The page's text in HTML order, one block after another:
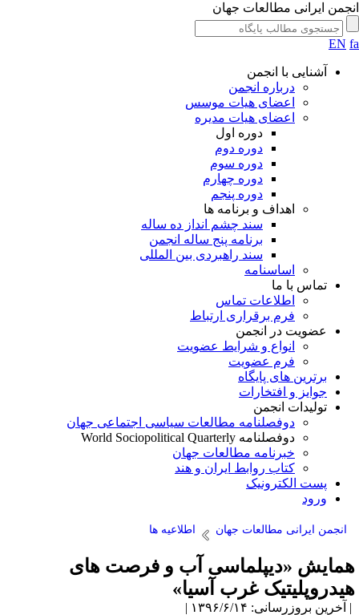
ایرانی مطالعات جهان
EN
آشنایی با انجمن
درباره انجمن
اعضای هیات موسس
اعضای هیات مدیره
دوره اول
دوره دوم
دوره سوم
دوره چهارم
دوره پنجم
اهداف و برنامه ها
سند چشم انداز ده ساله
برنامه پنج ساله انجمن
سند راهبردی بین المللی
اساسنامه
تماس با ما
اطلاعات تماس
فرم برقراری ارتباط
عضویت در انجمن
انواع و شرایط عضویت
فرم عضویت
برترین های پایگاه
جوایز و افتخارات
تولیدات انجمن
دوفصلنامه مطالعات سیاسی اجتماعی جهان
دوفصلنامه World Sociopolitical Quarterly
خبرنامه مطالعات جهان
کتاب روابط ایران و هند
پست الکترونیک
ورود
انجمن ایرانی مطالعات جهان اطلاعیه ها
«دیپلماسی آب و فرصت های
غرب آسیا»
بروزرسانی: ۱۳۹۶/۶/۱۴ |